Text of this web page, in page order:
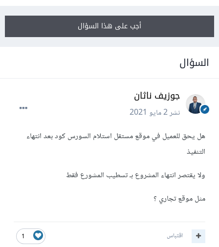
أجب على هذا السؤال
السؤال
جوزيف ناثان
نشر2 مايو 2021
هل يحق للعميل في موقع مستقل استلام السورس كود بعد انتهاء
التنفيذ
ولا يقتصر انتهاء المشروع بـ تسطيب المشورع فقط
مثل موقع تجاري ؟
1 اقتباس